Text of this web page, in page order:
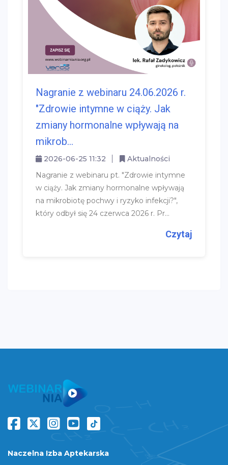
Nagranie z webinaru 24.06.2026 r.
"Zdrowie intymne w ciąży. Jak
zmiany hormonalne wpływają na
mikrob...
2026-06-25 11:32
Aktualności
Nagranie z webinaru pt. "Zdrowie intymne
w ciąży. Jak zmiany hormonalne wpływają
na mikrobiotę pochwy i ryzyko infekcji?",
który odbył się 24 czerwca 2026 r. Pr...
Czytaj
Naczelna Izba Aptekarska